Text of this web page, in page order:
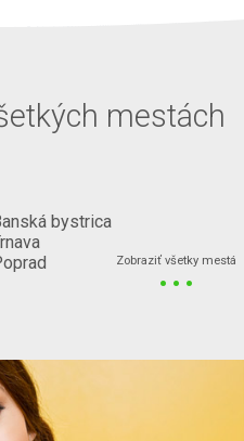
mestách
bystrica
Zobraziť všetky mestá
...